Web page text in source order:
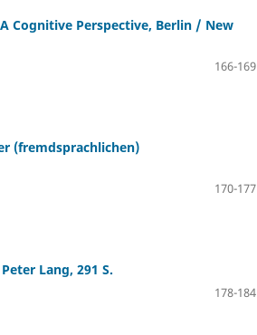
Cognitive Perspective, Berlin / New
166-169
(fremdsprachlichen)
170-177
Lang, 291 S.
178-184